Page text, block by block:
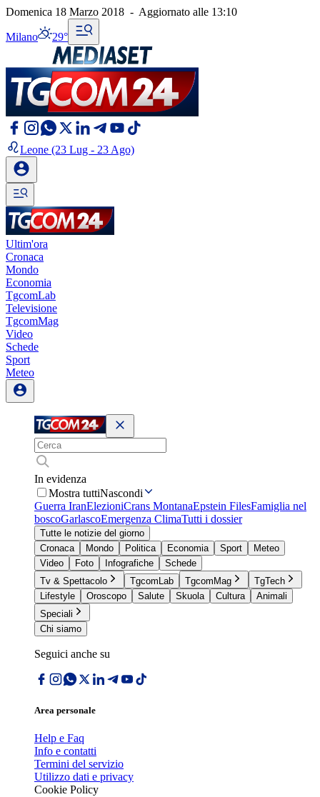
Domenica 18 Marzo 2018 - Aggiornato alle 13:10
Milano 29°
Leone (23 Lug - 23 Ago)
Ultim'ora
Cronaca
Mondo
Economia
TgcomLab
Televisione
TgcomMag
Video
Schede
Sport
Meteo
In evidenza
Mostra tuttiNascondi
Guerra IranElezioniCrans MontanaEpstein FilesFamiglia nel
boscoGarlascoEmergenza ClimaTutti i dossier
Tutte le notizie del giorno
Cronaca
Mondo Politica Economia Sport
Meteo
Video
Foto Infografiche
Schede
Tv & Spettacolo
TgcomLab TgcomMag
TgTech
Lifestyle
Oroscopo Salute Skuola Cultura
Animali
Speciali
Chi siamo
Seguici anche su
Area personale
Help e Faq
Info e contatti
Termini del servizio
Utilizzo dati e privacy
Cookie Policy